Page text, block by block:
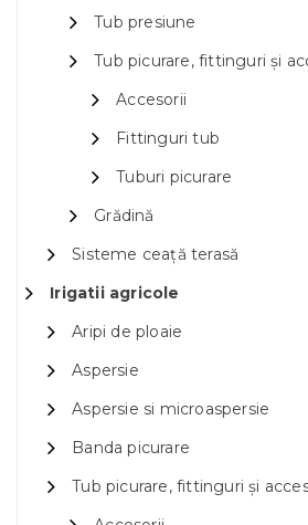
Tub presiune
Tub picurare, fittinguri și
Accesorii
Fittinguri tub
Tuburi picurare
Grădină
Sisteme ceață terasă
Irigatii agricole
Aripi de ploaie
Aspersie
Aspersie si microaspersie
Banda picurare
Tub picurare, fittinguri și